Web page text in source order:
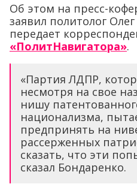
Об этом на пресс-
заявил политолог
передает
«ПолитНавигатора».
«Партия ЛДПР,
несмотря на свое
нишу
национализма,
предпринять на
рассерженных
сказать, что эти
сказал Бондаренко.